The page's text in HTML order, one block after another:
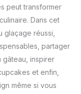
peut transformer
Dans cet
glaçage réussi,
partager
inspirer
et enfin,
même si vous